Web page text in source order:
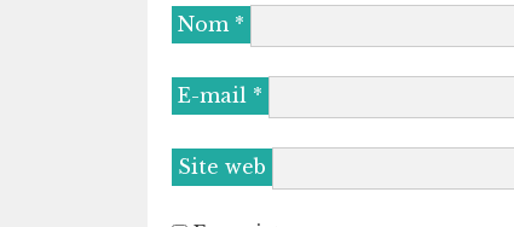
Nom *
E-mail *
Site web